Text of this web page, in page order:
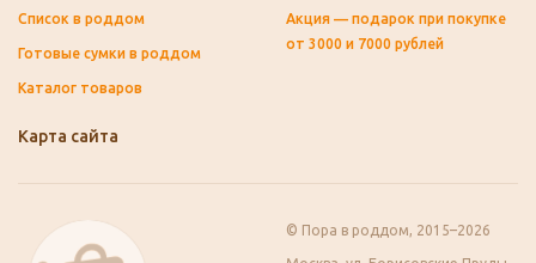
Список в роддом
Готовые сумки в роддом
Каталог товаров
Акция — подарок при покупке
от 3000 и 7000 рублей
Карта сайта
© Пора в роддом, 2015–2026